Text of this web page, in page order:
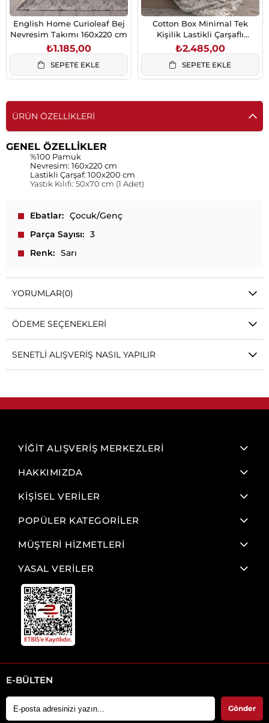
English Home Curioleaf Bej
Nevresim Takımı 160x220 cm
₺1.185,00
SEPETE EKLE
Cotton Box Minimal Tek
Kişilik Lastikli Çarşaflı
Nevresim Takımı Moil Bej
₺2.485,00
SEPETE EKLE
ÜRÜN ÖZELLIKLERI
GENEL ÖZELLİKLER
%100 Pamuk
Nevresim: 160x220 cm
Lastikli Çarşaf: 100x200 cm
Yastık Kılıfı: 50x70 cm (1 Adet)
Ebatlar
Çocuk/Genç
Parça Sayısı
3
Renk
Sarı
YORUMLAR(0)
ÖDEME SEÇENEKLERI
SENETLI ALIŞVERIŞ NASIL YAPILIR
YİĞİT ALIŞVERİŞ MERKEZLERİ
HAKKIMIZDA
KİŞİSEL VERİLER
POPÜLER KATEGORİLER
MÜŞTERİ HİZMETLERİ
YASAL VERİLER
E-BÜLTEN
Gönder